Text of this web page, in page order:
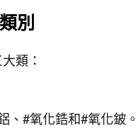
別
類：
、#氧化鋯和#氧化鈹